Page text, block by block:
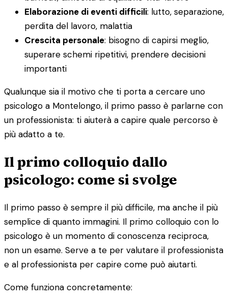
Elaborazione di eventi difficili: lutto, separazione,
perdita del lavoro, malattia
Crescita personale: bisogno di capirsi meglio,
superare schemi ripetitivi, prendere decisioni
importanti
Qualunque sia il motivo che ti porta a cercare uno
psicologo a Montelongo, il primo passo è parlarne con
un professionista: ti aiuterà a capire quale percorso è
più adatto a te.
Il primo colloquio dallo
psicologo: come si svolge
Il primo passo è sempre il più difficile, ma anche il più
semplice di quanto immagini. Il primo colloquio con lo
psicologo è un momento di conoscenza reciproca,
non un esame. Serve a te per valutare il professionista
e al professionista per capire come può aiutarti.
Come funziona concretamente: